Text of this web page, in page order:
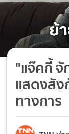
"แจ๊คกี้
แสดงสัง
ทางการ